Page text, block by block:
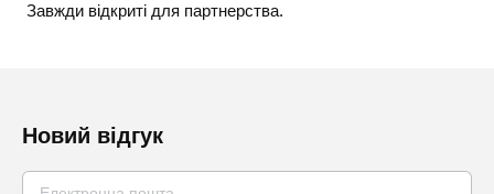
Завжди відкриті для партнерства.
Новий відгук